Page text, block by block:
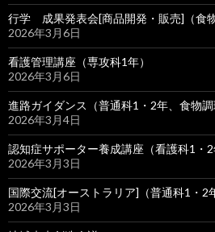
行学 成果発表会[商品開発・販売]（食物
2026年3月6日
看護管理講座（専攻科1年）
2026年3月6日
進路ガイダンス（普通科1・2年、食物調
2026年3月4日
認知症サポーター養成講座（看護科1・2
2026年3月3日
国際交流[オーストラリア]（普通科1・2
2026年3月3日